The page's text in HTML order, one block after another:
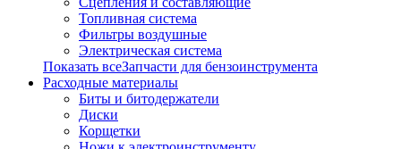
Топливная система
Фильтры воздушные
Электрическая система
Показать всеЗапчасти для бензоинструмента
Расходные материалы
Биты и битодержатели
Диски
Корщетки